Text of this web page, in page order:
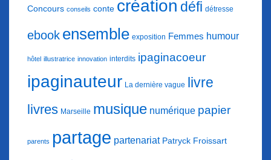
Concours conseils conte création défi détresse
ebook ensemble exposition Femmes humour
hôtel illustratrice innovation interdits ipaginacoeur
ipaginauteur La dernière vague livre
livres Marseille musique numérique papier
parents partage partenariat Patryck Froissart